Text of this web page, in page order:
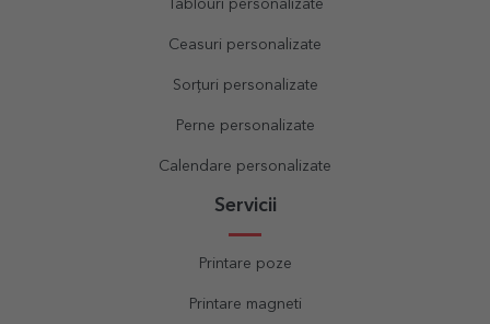
Tablouri personalizate
Ceasuri personalizate
Sorțuri personalizate
Perne personalizate
Calendare personalizate
Servicii
Printare poze
Printare magneti